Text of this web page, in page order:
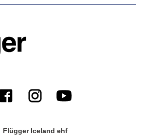
Flügger Iceland ehf